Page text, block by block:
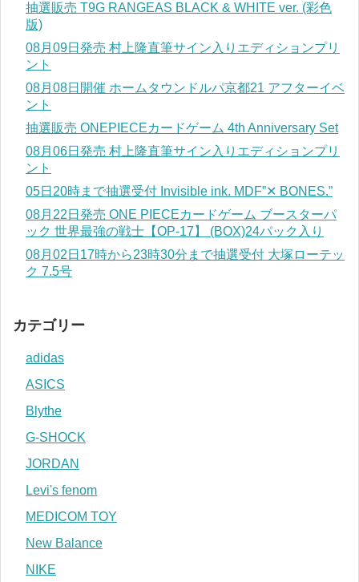
抽選販売 T9G RANGEAS BLACK & WHITE ver. (彩色
版)
08月09日発売 村上隆直筆サイン入りエディションプリ
ント
08月08日開催 ホームタウンドルパ京都21 アフターイベ
ント
抽選販売 ONEPIECEカードゲーム 4th Anniversary Set
08月06日発売 村上隆直筆サイン入りエディションプリ
ント
05日20時まで抽選受付 Invisible ink. MDF”✕ BONES.”
08月22日発売 ONE PIECEカードゲーム ブースターパ
ック 世界最強の戦士【OP-17】 (BOX)24パック入り
08月02日17時から23時30分まで抽選受付 大塚ローテッ
ク 7.5号
カテゴリー
adidas
ASICS
Blythe
G-SHOCK
JORDAN
Levi's fenom
MEDICOM TOY
New Balance
NIKE